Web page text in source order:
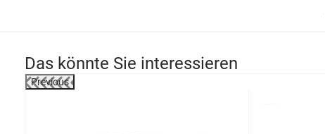
Das könnte Sie interessieren
Previous